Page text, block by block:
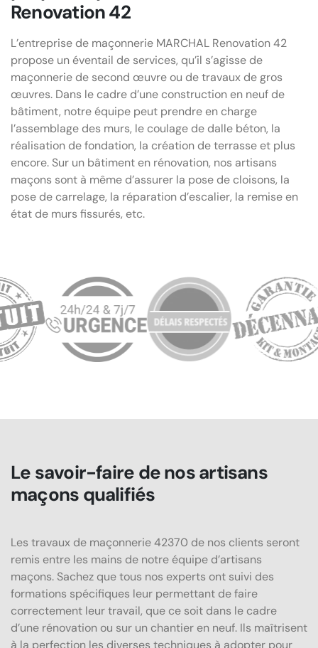
Renovation 42
L’entreprise de maçonnerie MARCHAL Renovation 42
propose un éventail de services, qu’il s’agisse de
maçonnerie de second œuvre ou de travaux de gros
œuvres. Dans le cadre d’une construction en neuf de
bâtiment, notre équipe peut prendre en charge
l’assemblage des murs, le coulage de dalle béton, la
réalisation de fondation, la création de terrasse et plus
encore. Sur un bâtiment en rénovation, nos artisans
maçons sont à même d’assurer la pose de cloisons, la
pose de carrelage, la réparation d’escalier, la remise en
état de murs fissurés, etc.
Le savoir-faire de nos artisans
maçons qualifiés
Les travaux de maçonnerie 42370 de nos clients seront
remis entre les mains de notre équipe d’artisans
maçons. Sachez que tous nos experts ont suivi des
formations spécifiques leur permettant de faire
correctement leur travail, que ce soit dans le cadre
d’une rénovation ou sur un chantier en neuf. Ils maîtrisent
à la perfection les diverses techniques à adopter pour